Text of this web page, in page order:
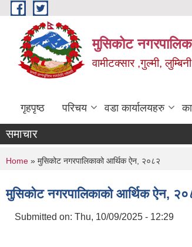
Skip to main content
मुसिकोट
वामीटक्सार ,गुल्मी,
गृहपृष्ठ परिचय वडा कार्यालयहरु
समाचार
You are here
Home » मुसिकोट नगरपालिकाको आर्थिक ऐन, २०८२
मुसिकोट नगरपालिकाको आर्थिक ऐन,
Submitted on: Thu, 10/09/2025 - 12:29